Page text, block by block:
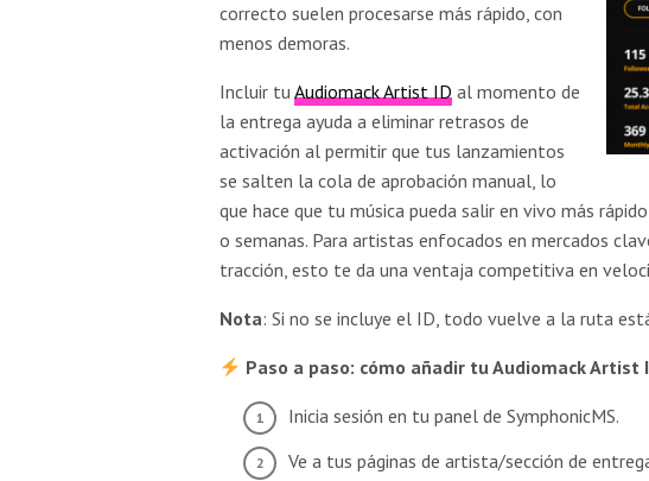
correcto suelen procesarse más rápido, con
menos demoras.
Incluir tuAudiomack Artist ID al momento de
la entrega ayuda a eliminar retrasos de
activación al permitir que tus lanzamientos
se salten la cola de aprobación manual, lo
que hace que tu música pueda salir en vivo más
o semanas. Para artistas enfocados en mercados
tracción, esto te da una ventaja competitiva en
Nota: Si no se incluye el ID, todo vuelve a la ruta
Paso a paso: cómo añadir tu Audiomack Artist
Inicia sesión en tu panel de SymphonicMS.
Ve a tus páginas de artista/sección de